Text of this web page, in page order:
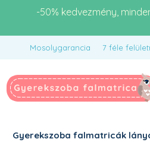
-50% kedvezmény,
Mosolygarancia 7 féle
Gyerekszoba falmatricák